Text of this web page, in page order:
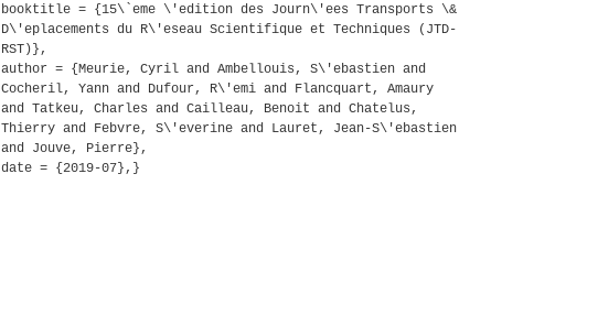
booktitle = {15\`eme \'edition des Journ\'ees Transports \&
D\'eplacements du R\'eseau Scientifique et Techniques (JTD-
RST)},
author = {Meurie, Cyril and Ambellouis, S\'ebastien and
Cocheril, Yann and Dufour, R\'emi and Flancquart, Amaury
and Tatkeu, Charles and Cailleau, Benoit and Chatelus,
Thierry and Febvre, S\'everine and Lauret, Jean-S\'ebastien
and Jouve, Pierre},
date = {2019-07},}